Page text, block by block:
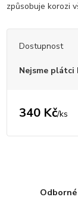
způsobuje korozi
Dostupnost
Nejsme plátci
340 Kč/ks